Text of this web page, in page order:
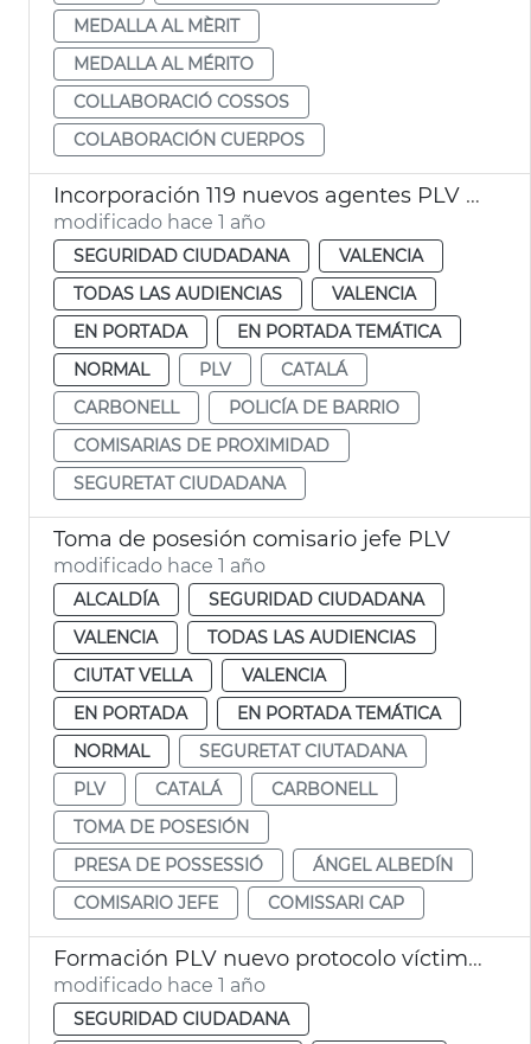
MEDALLA AL MÈRIT
MEDALLA AL MÉRITO
COLLABORACIÓ COSSOS
COLABORACIÓN CUERPOS
Incorporación 119 nuevos agentes PLV de Barrio
modificado hace 1 año
SEGURIDAD CIUDADANA
VALENCIA
TODAS LAS AUDIENCIAS
VALENCIA
EN PORTADA
EN PORTADA TEMÁTICA
NORMAL
PLV
CATALÁ
CARBONELL
POLICÍA DE BARRIO
COMISARIAS DE PROXIMIDAD
SEGURETAT CIUDADANA
Toma de posesión comisario jefe PLV
modificado hace 1 año
ALCALDÍA
SEGURIDAD CIUDADANA
VALENCIA
TODAS LAS AUDIENCIAS
CIUTAT VELLA
VALENCIA
EN PORTADA
EN PORTADA TEMÁTICA
NORMAL
SEGURETAT CIUTADANA
PLV
CATALÁ
CARBONELL
TOMA DE POSESIÓN
PRESA DE POSSESSIÓ
ÁNGEL ALBEDÍN
COMISARIO JEFE
COMISSARI CAP
Formación PLV nuevo protocolo víctimas violencia género
modificado hace 1 año
SEGURIDAD CIUDADANA